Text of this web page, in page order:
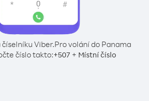
Viber.Pro volání do Panama
číslo takto:+507 + Místní číslo